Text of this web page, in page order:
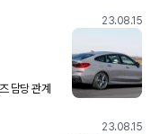
23.08.15
담당 관계
23.08.15